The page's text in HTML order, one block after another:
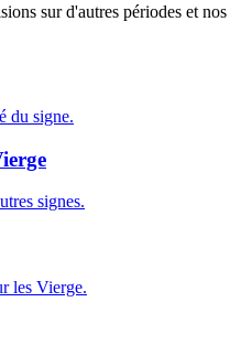
sur d'autres périodes et nos
du signe.
signes.
les Vierge.